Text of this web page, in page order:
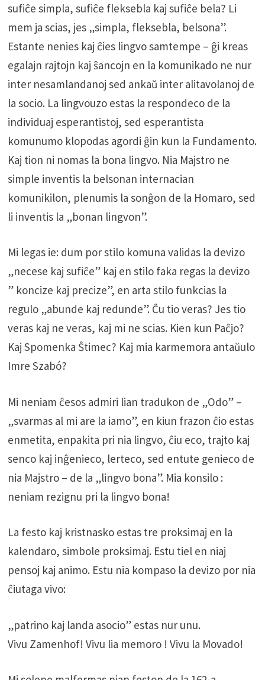
sufiĉe simpla, sufiĉe fleksebla kaj sufiĉe bela? Li
mem ja scias, jes „simpla, fleksebla, belsona”.
Estante nenies kaj ĉies lingvo samtempe – ĝi kreas
egalajn rajtojn kaj ŝancojn en la komunikado ne nur
inter nesamlandanoj sed ankaŭ inter alitavolanoj de
la socio. La lingvouzo estas la respondeco de la
individuaj esperantistoj, sed esperantista
komunumo klopodas agordi ĝin kun la Fundamento.
Kaj tion ni nomas la bona lingvo. Nia Majstro ne
simple inventis la belsonan internacian
komunikilon, plenumis la sonĝon de la Homaro, sed
li inventis la „bonan lingvon”.
Mi legas ie: dum por stilo komuna validas la devizo
„necese kaj sufiĉe” kaj en stilo faka regas la devizo
” koncize kaj precize”, en arta stilo funkcias la
regulo „abunde kaj redunde”. Ĉu tio veras? Jes tio
veras kaj ne veras, kaj mi ne scias. Kien kun Paĉjo?
Kaj Spomenka Ŝtimec? Kaj mia karmemora antaŭulo
Imre Szabó?
Mi neniam ĉesos admiri lian tradukon de „Odo” –
„svarmas al mi are la iamo”, en kiun frazon ĉio estas
enmetita, enpakita pri nia lingvo, ĉiu eco, trajto kaj
senco kaj inĝenieco, lerteco, sed entute genieco de
nia Majstro – de la „lingvo bona”. Mia konsilo :
neniam rezignu pri la lingvo bona!
La festo kaj kristnasko estas tre proksimaj en la
kalendaro, simbole proksimaj. Estu tiel en niaj
pensoj kaj animo. Estu nia kompaso la devizo por nia
ĉiutaga vivo:
„patrino kaj landa asocio” estas nur unu.
Vivu Zamenhof! Vivu lia memoro ! Vivu la Movado!